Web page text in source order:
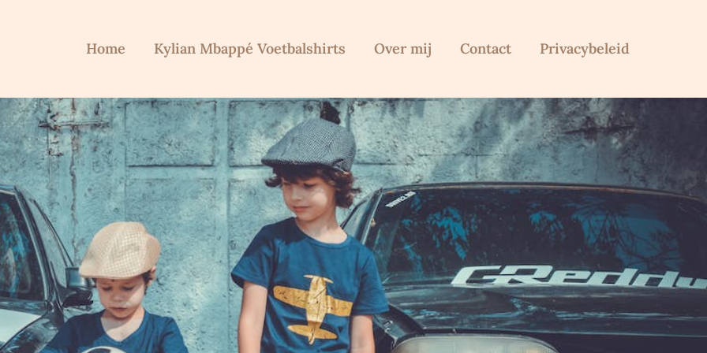
Home Kylian Mbappé Voetbalshirts Over mij Contact Privacybeleid